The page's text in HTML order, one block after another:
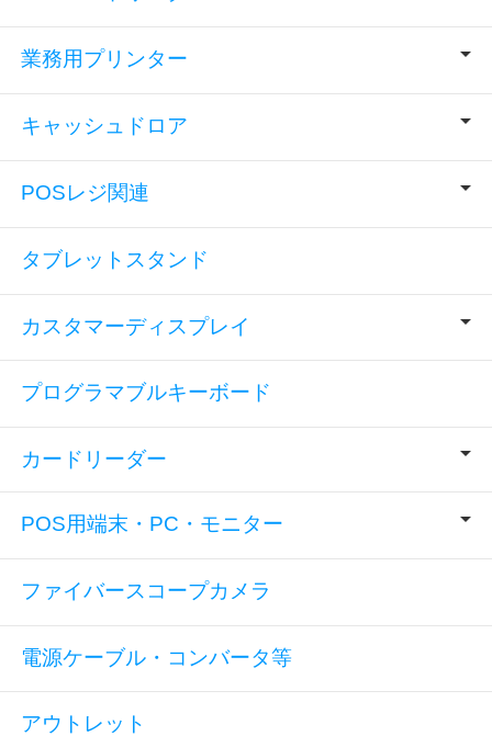
業務用プリンター
キャッシュドロア
POSレジ関連
タブレットスタンド
カスタマーディスプレイ
プログラマブルキーボード
カードリーダー
POS用端末・PC・モニター
ファイバースコープカメラ
電源ケーブル・コンバータ等
アウトレット